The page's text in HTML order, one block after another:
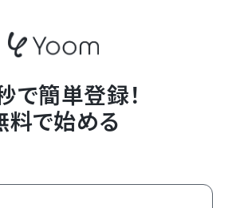
で簡単登録！
料で始める